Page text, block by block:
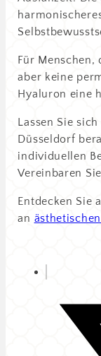
Für
aber keine
Hyaluron eine
Lassen Sie
Düsseldorf
individuellen
Vereinbaren
Entdecken Sie
an